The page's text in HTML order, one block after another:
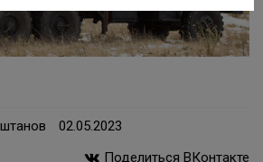
02.05.2023
Поделиться ВКонтакте